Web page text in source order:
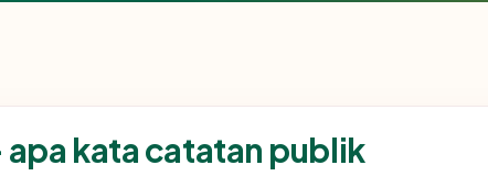
kata catatan publik